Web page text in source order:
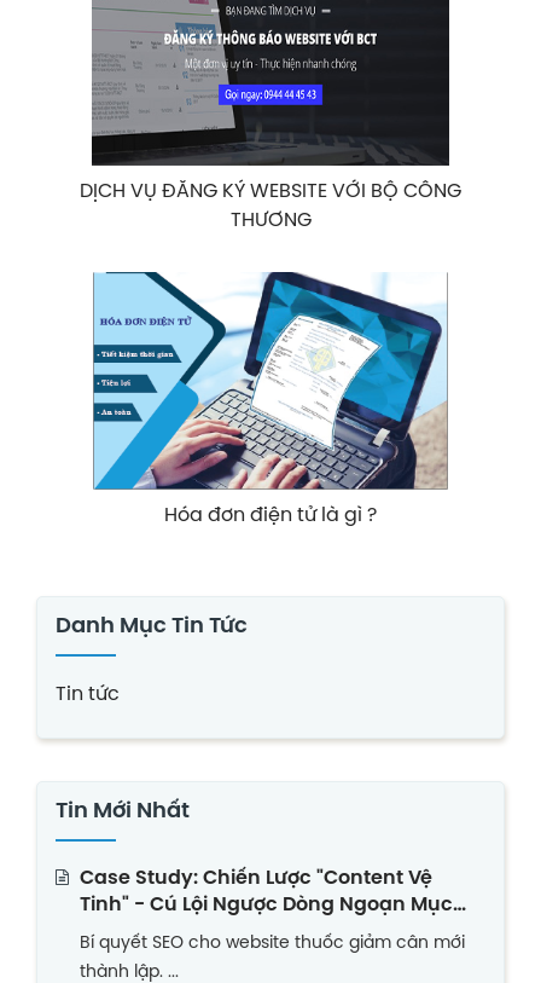
DỊCH VỤ ĐĂNG KÝ WEBSITE VỚI BỘ CÔNG
THƯƠNG
Hóa đơn điện tử là gì ?
Danh Mục Tin Tức
Tin tức
Tin Mới Nhất
Case Study: Chiến Lược "Content Vệ
Tinh" - Cú Lội Ngược Dòng Ngoạn Mục
Của Website Thuốc Giảm Cân Non Trẻ
Bí quyết SEO cho website thuốc giảm cân mới
thành lập. ...